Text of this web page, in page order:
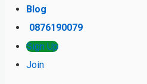
Blog
0876190079
Sign Up
Join